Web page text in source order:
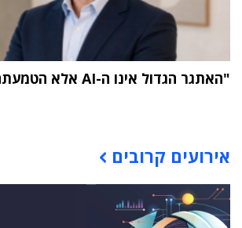
"האתגר הגדול אינו ה-AI אלא הטמעתה בארגון"
אירועים קרובים